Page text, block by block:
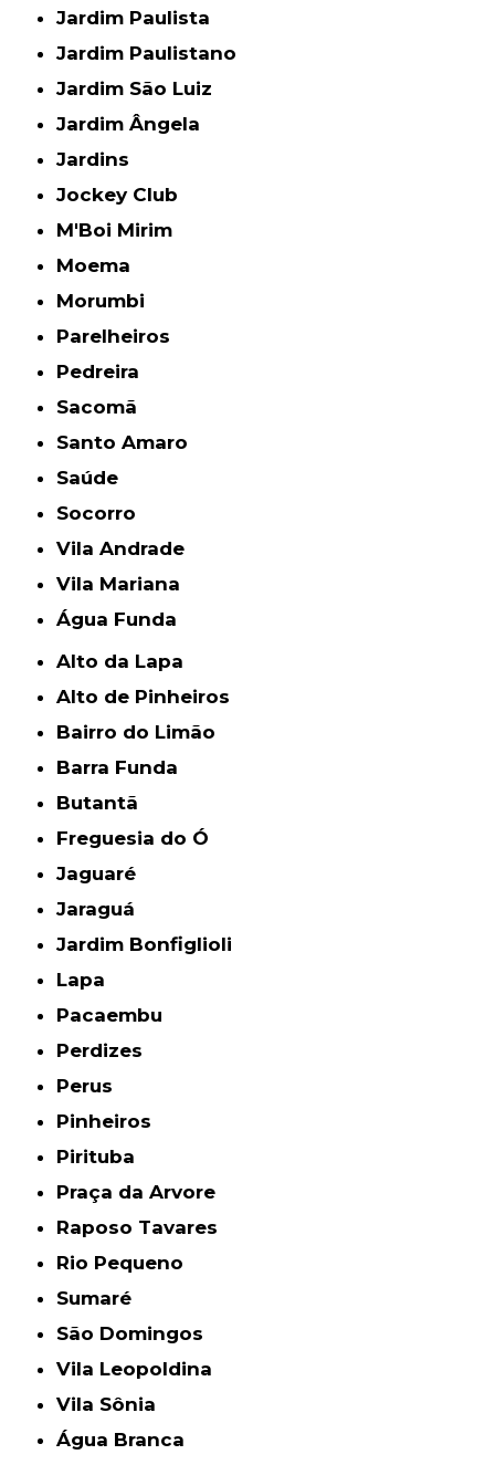
Jardim Paulista
Jardim Paulistano
Jardim São Luiz
Jardim Ângela
Jardins
Jockey Club
M'Boi Mirim
Moema
Morumbi
Parelheiros
Pedreira
Sacomã
Santo Amaro
Saúde
Socorro
Vila Andrade
Vila Mariana
Água Funda
Alto da Lapa
Alto de Pinheiros
Bairro do Limão
Barra Funda
Butantã
Freguesia do Ó
Jaguaré
Jaraguá
Jardim Bonfiglioli
Lapa
Pacaembu
Perdizes
Perus
Pinheiros
Pirituba
Praça da Arvore
Raposo Tavares
Rio Pequeno
Sumaré
São Domingos
Vila Leopoldina
Vila Sônia
Água Branca